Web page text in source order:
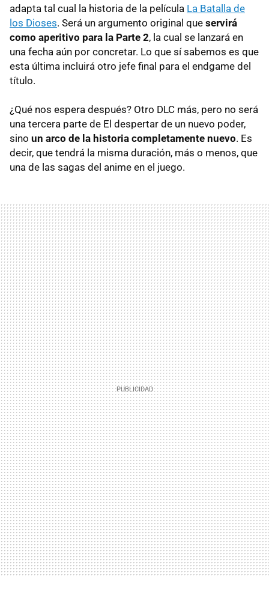
adapta tal cual la historia de la película La Batalla de
los Dioses. Será un argumento original que servirá
como aperitivo para la Parte 2, la cual se lanzará en
una fecha aún por concretar. Lo que sí sabemos es que
esta última incluirá otro jefe final para el endgame del
título.
¿Qué nos espera después? Otro DLC más, pero no será
una tercera parte de El despertar de un nuevo poder,
sino un arco de la historia completamente nuevo. Es
decir, que tendrá la misma duración, más o menos, que
una de las sagas del anime en el juego.